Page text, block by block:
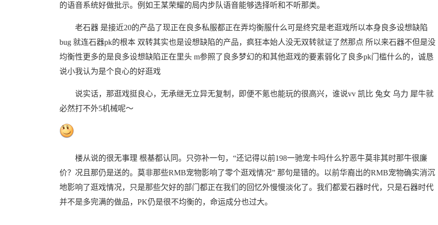
的语音系统好做批示。例如王某荣耀的局内步队语音能够选择听和不听那类。
老石器 是接近20的产品了现正在良多私服都正在弄均衡服什么可是终究是老逛戏所以本身良多设想缺陷
bug 就连石器pk的根本 双转其实也是设想缺陷的产品，疯狂本始人没无双转就证了然那点 所以来石器不但是没
均衡性更多的是良多设想缺陷正在里头 m参照了良多梦幻的和其他逛戏的要素弱化了良多pk门槛什么的，诚恳
说小我认为是个良心的好逛戏
说实话，那逛戏挺良心，无承继无立异无复制，即便不氪也能玩的很高兴，谁说vv 凯比 兔女 乌力 犀牛就
必然打不外5机械呢～
楼从说的很无事理 根基都认同。只弥补一句，“还记得以前198一驰宠卡吗什么狞恶牛莫非其时那牛很廉
价？况且那仍是送的。莫非那些RMB宠物影响了零个逛戏情况” 那句是错的。以前华裔出的RMB宠物确实消沉
地影响了逛戏情况，只是那些欠好的部门都正在我们的回忆外慢慢淡化了。我们都爱石器时代，只是石器时代
并不是多完满的做品，PK仍是很不均衡的，命运成分也过大。